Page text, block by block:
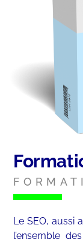
Le SEO, aussi
l’ensemble